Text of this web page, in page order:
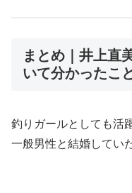
まとめ｜井上直
いて分かったこ
釣りガールとしても活
一般男性と結婚してい